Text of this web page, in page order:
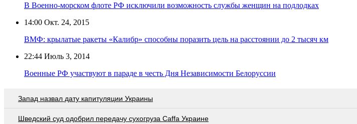
В Военно-морском флоте РФ исключили возможность службы женщин на подлодках
14:00 Окт. 24, 2015
ВМФ: крылатые ракеты «Калибр» способны поразить цель на расстоянии до 2 тысяч км
22:44 Июль 3, 2014
Военные РФ участвуют в параде в честь Дня Независимости Белоруссии
Запад назвал дату капитуляции Украины
Шведский суд одобрил передачу сухогруза Caffa Украине